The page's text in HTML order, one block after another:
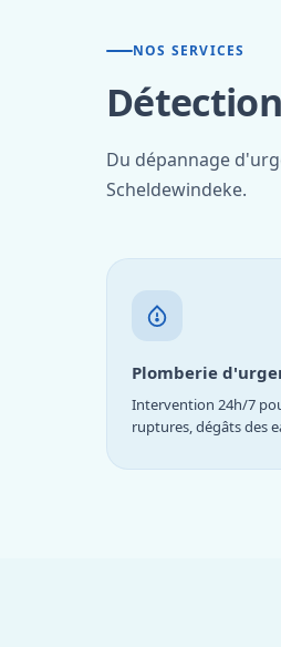
NOS SERVICES
Du dépannage
Scheldewindeke.
Plomberie
Intervention 24h/7
ruptures, dégâts des